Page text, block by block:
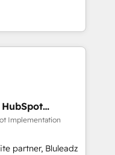
software,
services and
systems that
strong
objectives,
KPIs.
The question is
integrated with
ERPs, and any
extend
-AI-
Implementation
partner, Bluleadz